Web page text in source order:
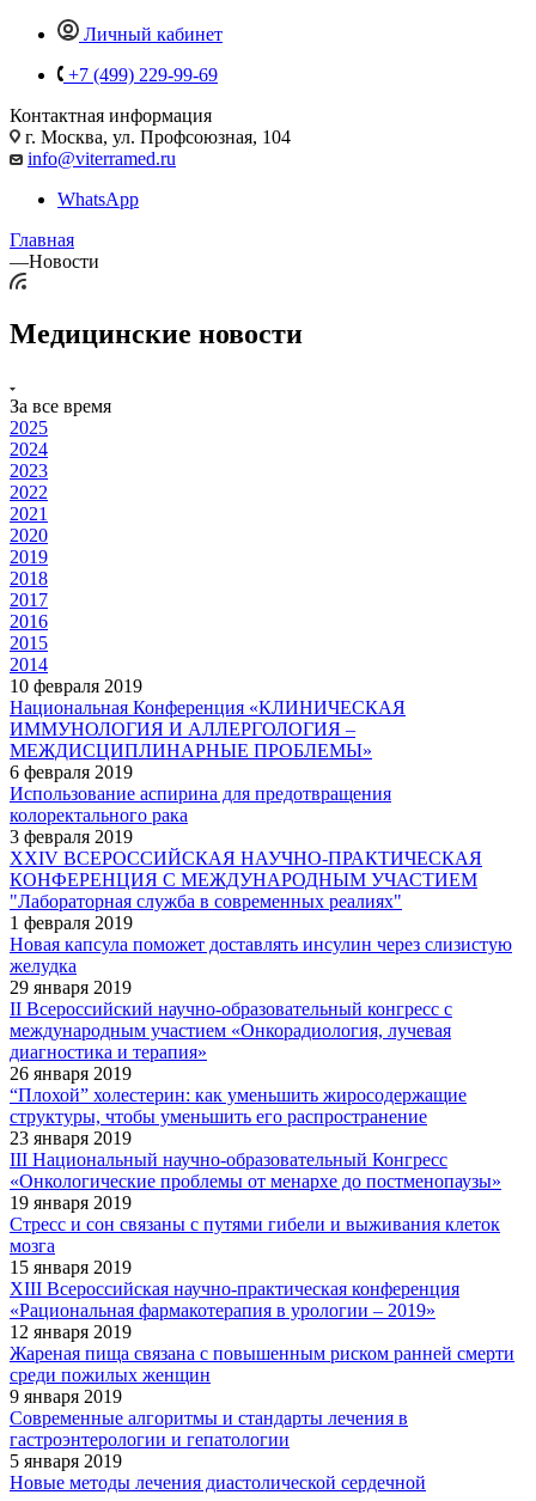
Личный кабинет
+7 (499) 229-99-69
Контактная информация
г. Москва, ул. Профсоюзная, 104
info@viterramed.ru
WhatsApp
Главная
—Новости
Медицинские новости
За все время
2025
2024
2023
2022
2021
2020
2019
2018
2017
2016
2015
2014
10 февраля 2019
Национальная Конференция «КЛИНИЧЕСКАЯ
ИММУНОЛОГИЯ И АЛЛЕРГОЛОГИЯ –
МЕЖДИСЦИПЛИНАРНЫЕ ПРОБЛЕМЫ»
6 февраля 2019
Использование аспирина для предотвращения
колоректального рака
3 февраля 2019
XXIV ВСЕРОССИЙСКАЯ НАУЧНО-ПРАКТИЧЕСКАЯ
КОНФЕРЕНЦИЯ С МЕЖДУНАРОДНЫМ УЧАСТИЕМ
"Лабораторная служба в современных реалиях"
1 февраля 2019
Новая капсула поможет доставлять инсулин через слизистую
желудка
29 января 2019
II Всероссийский научно-образовательный конгресс с
международным участием «Онкорадиология, лучевая
диагностика и терапия»
26 января 2019
“Плохой” холестерин: как уменьшить жиросодержащие
структуры, чтобы уменьшить его распространение
23 января 2019
III Национальный научно-образовательный Конгресс
«Онкологические проблемы от менархе до постменопаузы»
19 января 2019
Стресс и сон связаны с путями гибели и выживания клеток
мозга
15 января 2019
XIII Всероссийская научно-практическая конференция
«Рациональная фармакотерапия в урологии – 2019»
12 января 2019
Жареная пища связана с повышенным риском ранней смерти
среди пожилых женщин
9 января 2019
Современные алгоритмы и стандарты лечения в
гастроэнтерологии и гепатологии
5 января 2019
Новые методы лечения диастолической сердечной